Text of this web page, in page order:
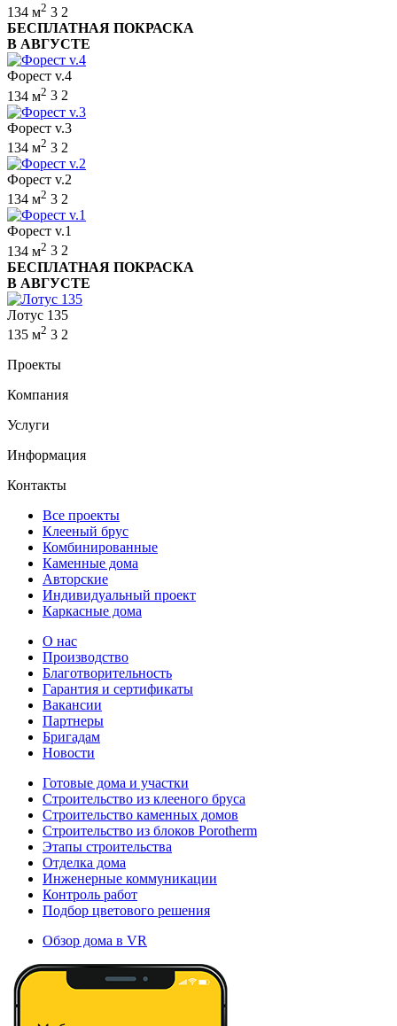
134 м2 3 2
БЕСПЛАТНАЯ ПОКРАСКА
В АВГУСТЕ
Форест v.4
134 м2 3 2
Форест v.3
134 м2 3 2
Форест v.2
134 м2 3 2
Форест v.1
134 м2 3 2
БЕСПЛАТНАЯ ПОКРАСКА
В АВГУСТЕ
Лотус 135
135 м2 3 2
Проекты
Компания
Услуги
Информация
Контакты
Все проекты
Клееный брус
Комбинированные
Каменные дома
Авторские
Индивидуальный проект
Каркасные дома
О нас
Производство
Благотворительность
Гарантия и сертификаты
Вакансии
Партнеры
Бригадам
Новости
Готовые дома и участки
Строительство из клееного бруса
Строительство каменных домов
Строительство из блоков Porotherm
Этапы строительства
Отделка дома
Инженерные коммуникации
Контроль работ
Подбор цветового решения
Обзор дома в VR